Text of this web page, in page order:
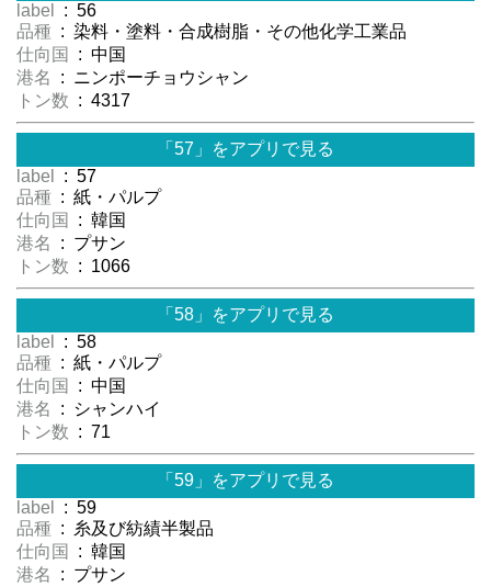
label
: 56
品種 : 染料・塗料・合成樹脂・その他化学工業品
仕向国
: 中国
港名
: ニンポーチョウシャン
トン数 : 4317
「57」をアプリで見る
label
: 57
品種 : 紙・パルプ
仕向国
: 韓国
港名
: プサン
トン数 : 1066
「58」をアプリで見る
label
: 58
品種 : 紙・パルプ
仕向国
: 中国
港名
: シャンハイ
トン数 : 71
「59」をアプリで見る
label
: 59
品種 : 糸及び紡績半製品
仕向国
: 韓国
港名
: プサン